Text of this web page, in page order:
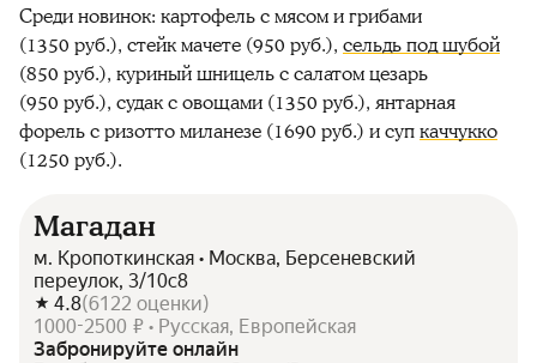
Среди новинок: картофель с мясом и грибами
(1350 руб.), стейк мачете (950 руб.), сельдь под шубой
(850 руб.), куриный шницель с салатом цезарь
(950 руб.), судак с овощами (1350 руб.), янтарная
форель с ризотто миланезе (1690 руб.) и супкаччукко
(1250 руб.).
Магадан
м. Кропоткинская • Москва, Берсеневский
переулок, 3/10с8
4.8(6122 оценки)
1000-2500 ₽ • Русская, Европейская
Забронируйте онлайн